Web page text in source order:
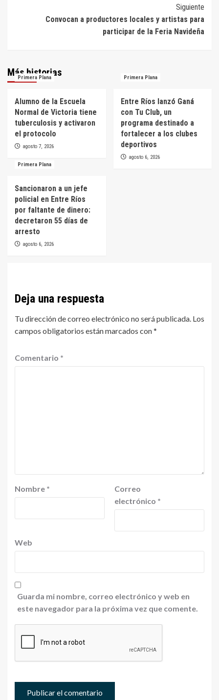
Siguiente
Convocan a productores locales y artistas para
participar de la Feria Navideña
Más historias
Primera Plana
Alumno de la Escuela
Normal de Victoria tiene
tuberculosis y activaron
el protocolo
agosto 7, 2026
Primera Plana
Entre Ríos lanzó Ganá
con Tu Club, un
programa destinado a
fortalecer a los clubes
deportivos
agosto 6, 2026
Primera Plana
Sancionaron a un jefe
policial en Entre Ríos
por faltante de dinero:
decretaron 55 días de
arresto
agosto 6, 2026
Deja una respuesta
Tu dirección de correo electrónico no será publicada. Los
campos obligatorios están marcados con*
Comentario *
Nombre *
Correo
electrónico *
Web
Guarda mi nombre, correo electrónico y web en
este navegador para la próxima vez que comente.